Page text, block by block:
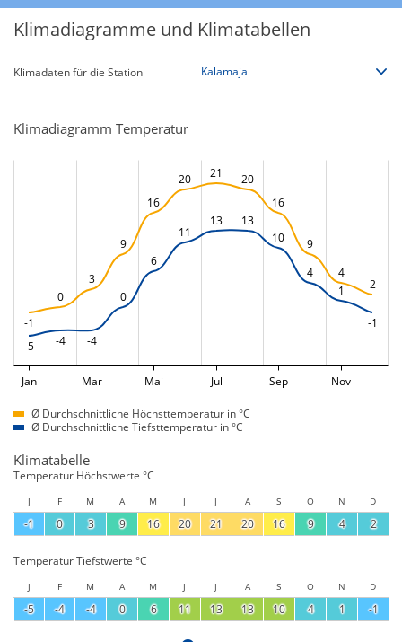
Klimadiagramme und Klimatabellen
Klimadaten für die Station
Klimadiagramm Temperatur
-1
0
3
9
16
20 21
20
16
9
4
2
-5 -4 -4
0
6
11
13
13
10
4
1
-1
Jan Mar Mai Jul Sep Nov
Ø Durchschnittliche Höchsttemperatur in °C
Ø Durchschnittliche Tiefsttemperatur in °C
Klimatabelle
Temperatur Höchstwerte °C
J F M A M J J A S O N D
-1 0 3 9 16 20 21 20 16 9 4 2
Temperatur Tiefstwerte °C
J F M A M J J A S O N D
-5 -4 -4 0 6 11 13 13 10 4 1 -1